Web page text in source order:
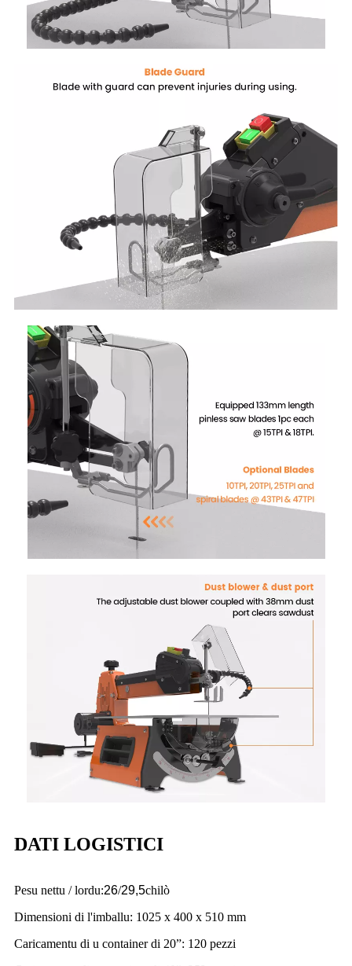
DATI LOGISTICI
Pesu nettu / lordu:26/29,5chilò
Dimensioni di l'imballu: 1025 x 400 x 510 mm
Caricamentu di u container di 20”: 120 pezzi